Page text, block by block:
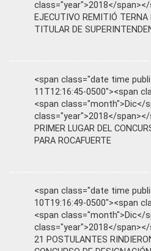
class="year">2018</
EJECUTIVO REMITIÓ TERNA
TITULAR DE
<span class="date time
11T12:16:45-0500"><span
<span class="month">Dic</
class="year">2018</
PRIMER LUGAR DEL
PARA ROCAFUERTE
<span class="date time
10T19:16:49-0500"><span
<span class="month">Dic</
class="year">2018</
21 POSTULANTES